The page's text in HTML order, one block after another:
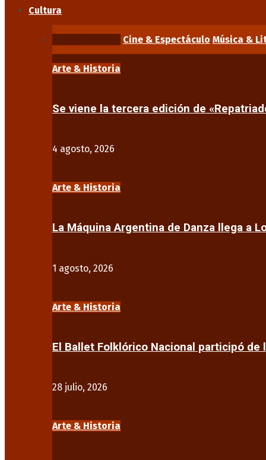
Cultura
Cine & Espectáculo Música &
Arte & Historia
Se viene la tercera edición de
4 agosto, 2026
Arte & Historia
La Máquina Argentina de Danza llega a
1 agosto, 2026
Arte & Historia
El Ballet Folklórico Nacional participó de
28 julio, 2026
Arte & Historia